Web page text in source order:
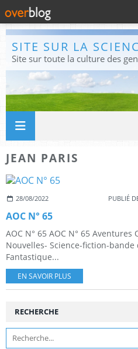
JEAN PARIS
28/08/2022 PUBLIÉ
AOC N° 65
AOC N° 65 AOC N° 65
Nouvelles- Science-fiction-bande
Fantastique...
EN SAVOIR PLUS
RECHERCHE